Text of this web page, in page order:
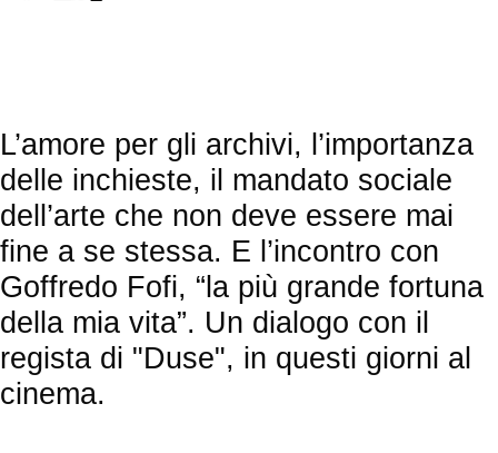
L’amore per gli archivi, l’importanza
delle inchieste, il mandato sociale
dell’arte che non deve essere mai
fine a se stessa. E l’incontro con
Goffredo Fofi, “la più grande fortuna
della mia vita”. Un dialogo con il
regista di "Duse", in questi giorni al
cinema.